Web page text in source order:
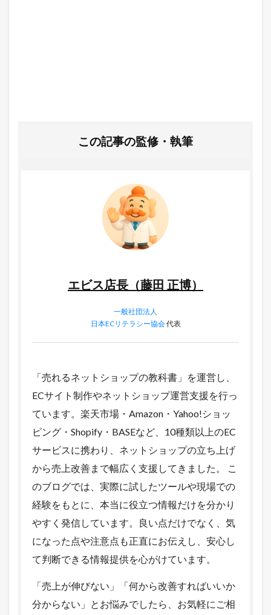
この記事の監修・執筆
エビス店長（藤田 正博）
一般社団法人
日本ECリテラシー協会代表
「売れるネットショップの教科書」を運営し、
ECサイト制作やネットショップ運営支援を行っ
ています。楽天市場・Amazon・Yahoo!ショッ
ピング・Shopify・BASEなど、10種類以上のEC
サービスに携わり、ネットショップの立ち上げ
から売上改善まで幅広く支援してきました。 こ
のブログでは、実際に試したツールや現場での
経験をもとに、本当に役立つ情報だけを分かり
やすく発信しています。良い点だけでなく、気
になった点や注意点も正直にお伝えし、安心し
て判断できる情報提供を心がけています。
「売上が伸びない」「何から改善すればいいか
分からない」とお悩みでしたら、お気軽にご相